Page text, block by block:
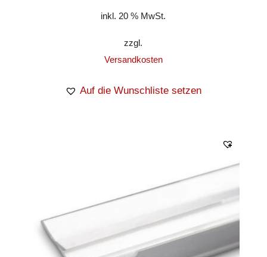
inkl. 20 % MwSt.
zzgl.
Versandkosten
Auf die Wunschliste setzen